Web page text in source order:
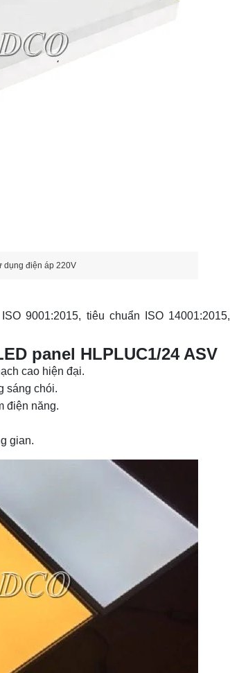
dụng điện áp 220V
9001:2015, tiêu chuẩn ISO 14001:2015,
panel HLPLUC1/24 ASV
cao hiện đại.
sáng chói.
điện năng.
gian.